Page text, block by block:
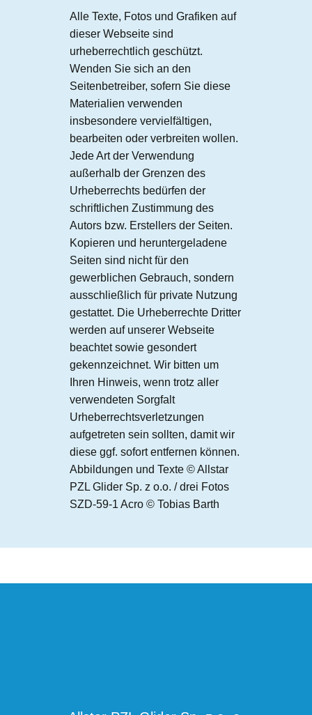
Alle Texte, Fotos und Grafiken auf
dieser Webseite sind
urheberrechtlich geschützt.
Wenden Sie sich an den
Seitenbetreiber, sofern Sie diese
Materialien verwenden
insbesondere vervielfältigen,
bearbeiten oder verbreiten wollen.
Jede Art der Verwendung
außerhalb der Grenzen des
Urheberrechts bedürfen der
schriftlichen Zustimmung des
Autors bzw. Erstellers der Seiten.
Kopieren und heruntergeladene
Seiten sind nicht für den
gewerblichen Gebrauch, sondern
ausschließlich für private Nutzung
gestattet. Die Urheberrechte Dritter
werden auf unserer Webseite
beachtet sowie gesondert
gekennzeichnet. Wir bitten um
Ihren Hinweis, wenn trotz aller
verwendeten Sorgfalt
Urheberrechtsverletzungen
aufgetreten sein sollten, damit wir
diese ggf. sofort entfernen können.
Abbildungen und Texte © Allstar
PZL Glider Sp. z o.o. / drei Fotos
SZD-59-1 Acro © Tobias Barth